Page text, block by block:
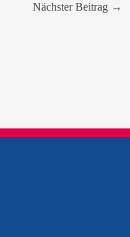
Nächster Beitrag →